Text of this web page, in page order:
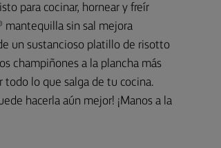
para cocinar, hornear y freír
mantequilla sin sal mejora
un sustancioso platillo de risotto
champiñones a la plancha más
todo lo que salga de tu cocina.
hacerla aún mejor! ¡Manos a la